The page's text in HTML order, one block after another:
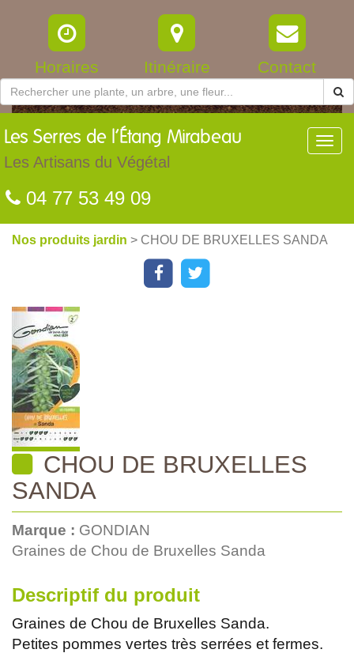
Horaires Itinéraire Contact
Les Serres de l’Étang Mirabeau
Les Artisans du Végétal
04 77 53 49 09
Nos produits jardin > CHOU DE BRUXELLES SANDA
CHOU DE BRUXELLES
SANDA
Marque : GONDIAN
Graines de Chou de Bruxelles Sanda
Descriptif du produit
Graines de Chou de Bruxelles Sanda.
Petites pommes vertes très serrées et fermes.